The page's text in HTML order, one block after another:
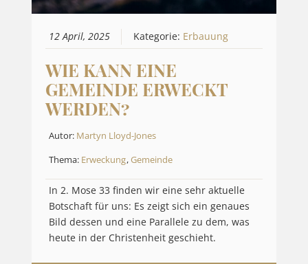
12 April, 2025 Kategorie: Erbauung
WIE KANN EINE
GEMEINDE ERWECKT
WERDEN?
Autor: Martyn Lloyd-Jones
Thema: Erweckung,Gemeinde
In 2. Mose 33 finden wir eine sehr aktuelle
Botschaft für uns: Es zeigt sich ein genaues
Bild dessen und eine Parallele zu dem, was
heute in der Christenheit geschieht.